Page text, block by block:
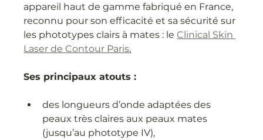
appareil haut de gamme fabriqué en France,
reconnu pour son efficacité et sa sécurité sur
les phototypes clairs à mates : le Clinical Skin
Laser de Contour Paris.
Ses principaux atouts :
des longueurs d’onde adaptées des
peaux très claires aux peaux mates
(jusqu’au phototype IV),